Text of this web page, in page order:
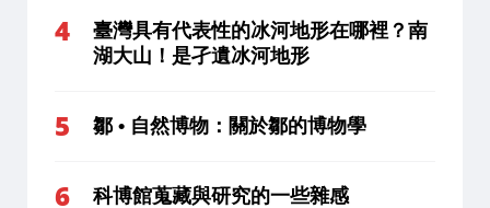
臺灣具有代表性的冰河地形在哪裡？南
湖大山！是孑遺冰河地形
鄒 • 自然博物：關於鄒的博物學
科博館蒐藏與研究的一些雜感